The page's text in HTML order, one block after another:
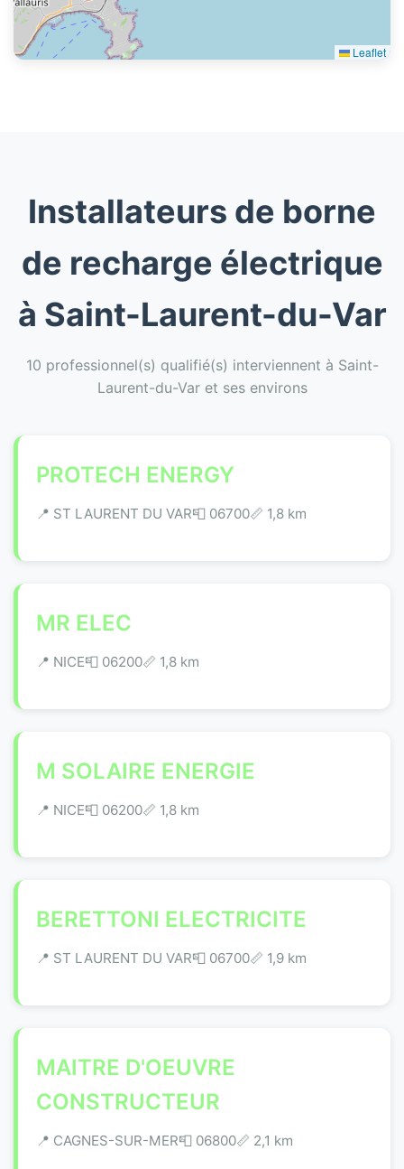
Leaflet
Installateurs de borne
de recharge électrique
à Saint-Laurent-du-Var
10 professionnel(s) qualifié(s) interviennent à Saint-
Laurent-du-Var et ses environs
PROTECH ENERGY
📍 ST LAURENT DU VAR📮 06700📏 1,8 km
MR ELEC
📍 NICE📮 06200📏 1,8 km
M SOLAIRE ENERGIE
📍 NICE📮 06200📏 1,8 km
BERETTONI ELECTRICITE
📍 ST LAURENT DU VAR📮 06700📏 1,9 km
MAITRE D'OEUVRE
CONSTRUCTEUR
📍 CAGNES-SUR-MER📮 06800📏 2,1 km